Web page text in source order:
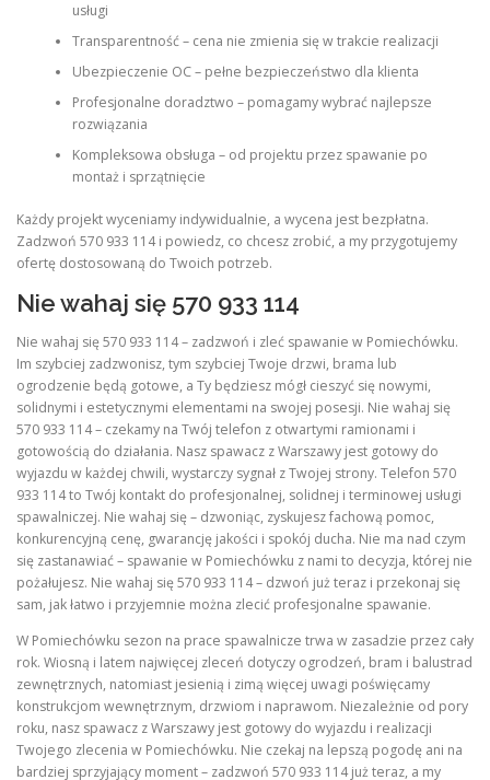
usługi
Transparentność – cena nie zmienia się w trakcie realizacji
Ubezpieczenie OC – pełne bezpieczeństwo dla klienta
Profesjonalne doradztwo – pomagamy wybrać najlepsze
rozwiązania
Kompleksowa obsługa – od projektu przez spawanie po
montaż i sprzątnięcie
Każdy projekt wyceniamy indywidualnie, a wycena jest bezpłatna.
Zadzwoń 570 933 114 i powiedz, co chcesz zrobić, a my przygotujemy
ofertę dostosowaną do Twoich potrzeb.
Nie wahaj się 570 933 114
Nie wahaj się 570 933 114 – zadzwoń i zleć spawanie w Pomiechówku.
Im szybciej zadzwonisz, tym szybciej Twoje drzwi, brama lub
ogrodzenie będą gotowe, a Ty będziesz mógł cieszyć się nowymi,
solidnymi i estetycznymi elementami na swojej posesji. Nie wahaj się
570 933 114 – czekamy na Twój telefon z otwartymi ramionami i
gotowością do działania. Nasz spawacz z Warszawy jest gotowy do
wyjazdu w każdej chwili, wystarczy sygnał z Twojej strony. Telefon 570
933 114 to Twój kontakt do profesjonalnej, solidnej i terminowej usługi
spawalniczej. Nie wahaj się – dzwoniąc, zyskujesz fachową pomoc,
konkurencyjną cenę, gwarancję jakości i spokój ducha. Nie ma nad czym
się zastanawiać – spawanie w Pomiechówku z nami to decyzja, której nie
pożałujesz. Nie wahaj się 570 933 114 – dzwoń już teraz i przekonaj się
sam, jak łatwo i przyjemnie można zlecić profesjonalne spawanie.
W Pomiechówku sezon na prace spawalnicze trwa w zasadzie przez cały
rok. Wiosną i latem najwięcej zleceń dotyczy ogrodzeń, bram i balustrad
zewnętrznych, natomiast jesienią i zimą więcej uwagi poświęcamy
konstrukcjom wewnętrznym, drzwiom i naprawom. Niezależnie od pory
roku, nasz spawacz z Warszawy jest gotowy do wyjazdu i realizacji
Twojego zlecenia w Pomiechówku. Nie czekaj na lepszą pogodę ani na
bardziej sprzyjający moment – zadzwoń 570 933 114 już teraz, a my